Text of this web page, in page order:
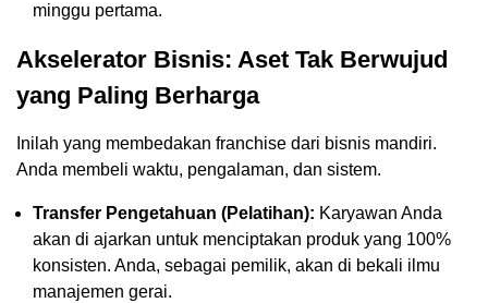
minggu pertama.
Akselerator Bisnis: Aset Tak Berwujud
yang Paling Berharga
Inilah yang membedakan franchise dari bisnis mandiri.
Anda membeli waktu, pengalaman, dan sistem.
Transfer Pengetahuan (Pelatihan): Karyawan Anda
akan di ajarkan untuk menciptakan produk yang 100%
konsisten. Anda, sebagai pemilik, akan di bekali ilmu
manajemen gerai.